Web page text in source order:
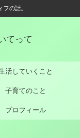
の話。
てって
活していくこと
子育てのこと
プロフィール